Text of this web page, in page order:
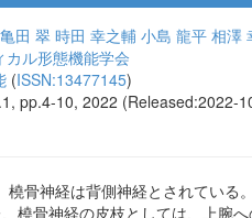
亀田 翠 時田 幸之輔 小島 龍平 相澤
カル形態機能学会
(ISSN:13477145)
pp.4-10, 2022 (Released:2022-
骨神経は背側神経とされてい
橈骨神経の皮枝としては、上腕